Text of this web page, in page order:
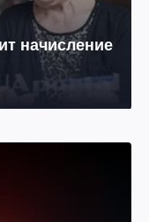
начисление